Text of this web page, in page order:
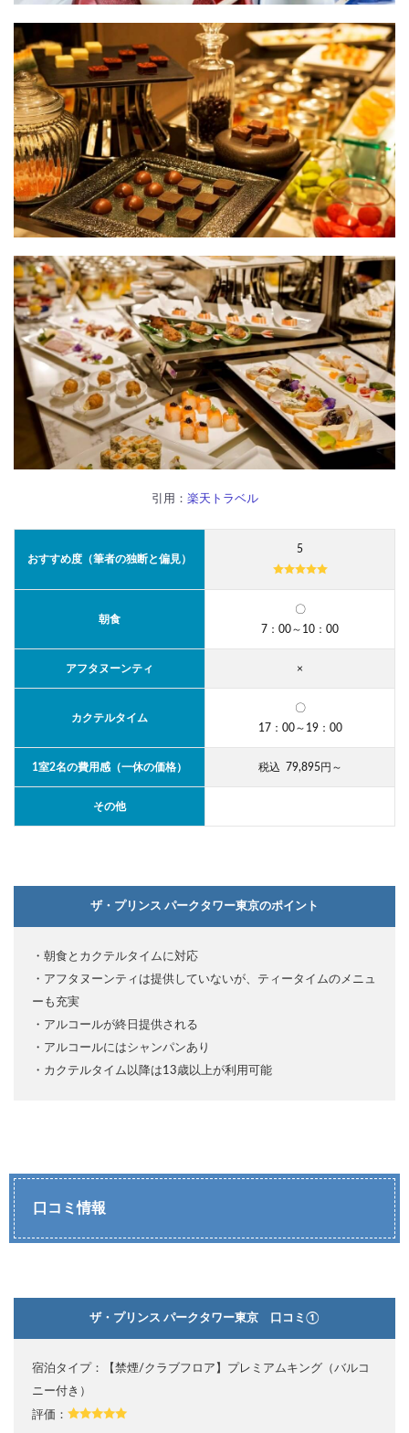
引用： 楽天トラベル
おすすめ度（筆者の独断と偏見）
5
朝食
〇
7：00～10：00
アフタヌーンティ ×
カクテルタイム
〇
17：00～19：00
1室2名の費用感（一休の価格） 税込 79,895円～
その他
ザ・プリンス パークタワー東京のポイント
・朝食とカクテルタイムに対応
・アフタヌーンティは提供していないが、ティータイムのメニュ
ーも充実
・アルコールが終日提供される
・アルコールにはシャンパンあり
・カクテルタイム以降は13歳以上が利用可能
口コミ情報
ザ・プリンス パークタワー東京 口コミ①
宿泊タイプ：【禁煙/クラブフロア】プレミアムキング（バルコ
ニー付き）
評価：